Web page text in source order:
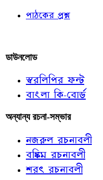
পাঠকের প্রশ্ন
ডাউনলোড
স্বরলিপির ফন্ট
বাংলা কি-বোর্ড
অন্যান্য রচনা-সম্ভার
নজরুল রচনাবলী
বঙ্কিম রচনাবলী
শরৎ রচনাবলী